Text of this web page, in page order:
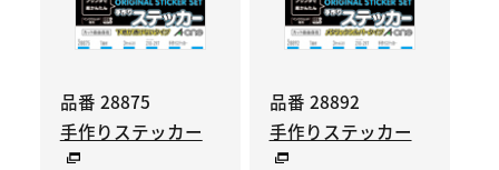
品番 28875
手作りステッカー
品番 28892
手作りステッカー